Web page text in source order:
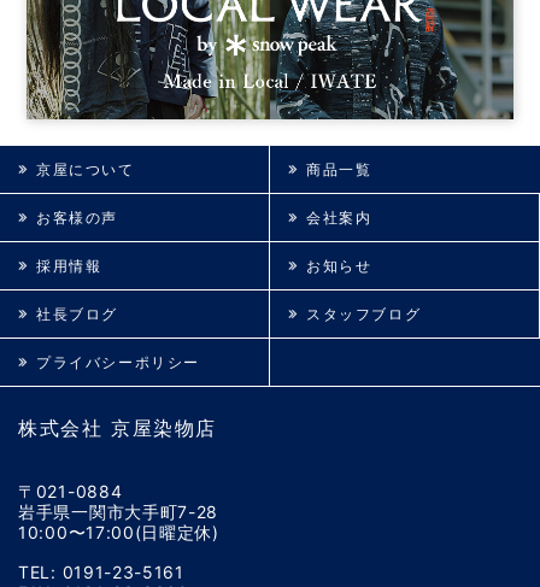
株式会社 京屋染物店
〒021-0884
岩手県一関市大手町7-28
10:00〜17:00(日曜定休)
TEL: 0191-23-5161
京屋について 商品一覧
お客様の声 会社案内
採用情報 お知らせ
社長ブログ スタッフブログ
プライバシーポリシー